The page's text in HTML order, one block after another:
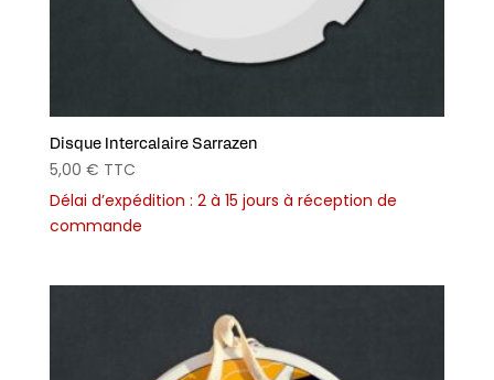
Disque Intercalaire Sarrazen
5,00 € TTC
Délai d’expédition : 2 à 15 jours à réception de
commande